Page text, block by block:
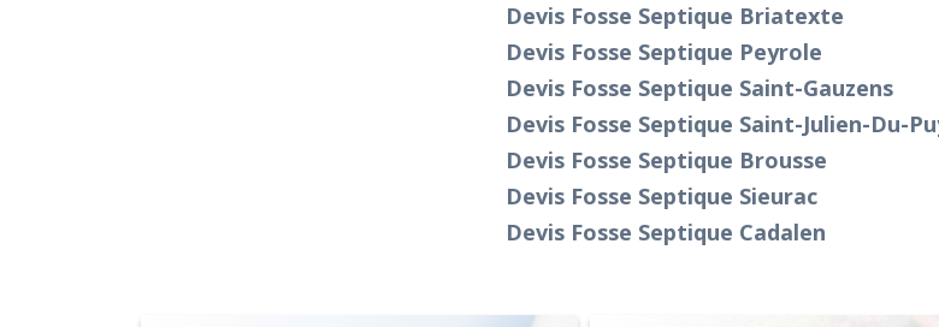
Devis Fosse Septique Briatexte
Devis Fosse Septique Peyrole
Devis Fosse Septique Saint-Gauzens
Devis Fosse Septique Saint-Julien-Du-
Devis Fosse Septique Brousse
Devis Fosse Septique Sieurac
Devis Fosse Septique Cadalen